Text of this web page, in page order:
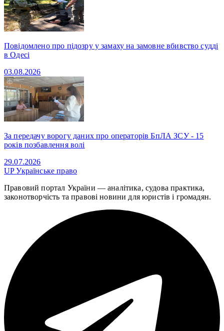
Повідомлено про підозру у замаху на замовне вбивство судді
в Одесі
03.08.2026
За передачу ворогу даних про операторів БпЛА ЗСУ - 15
років позбавлення волі
29.07.2026
UPУкраїнське право
Правовий портал України — аналітика, судова практика,
законотворчість та правові новини для юристів і громадян.